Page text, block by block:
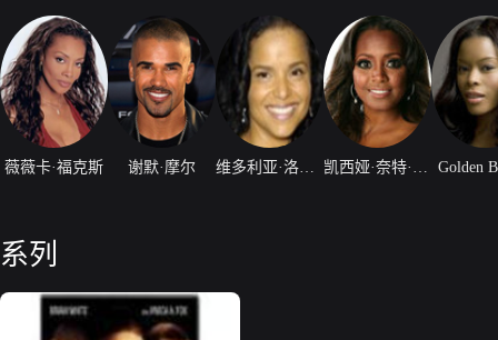
薇薇卡·福克斯 谢默·摩尔 Golden
系列